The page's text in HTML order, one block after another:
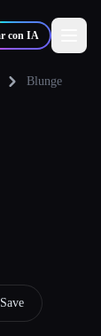
con IA
Blunge
Save